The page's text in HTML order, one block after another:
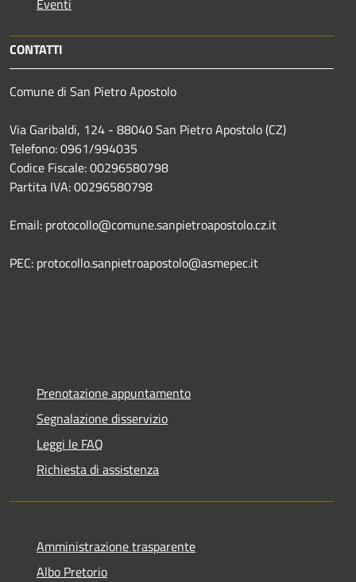
Eventi
CONTATTI
Comune di San Pietro Apostolo
Via Garibaldi, 124 - 88040 San Pietro Apostolo (CZ)
Telefono: 0961/994035
Codice Fiscale: 00296580798
Partita IVA: 00296580798
Email: protocollo@comune.sanpietroapostolo.cz.it
PEC: protocollo.sanpietroapostolo@asmepec.it
Prenotazione appuntamento
Segnalazione disservizio
Leggi le FAQ
Richiesta di assistenza
Amministrazione trasparente
Albo Pretorio